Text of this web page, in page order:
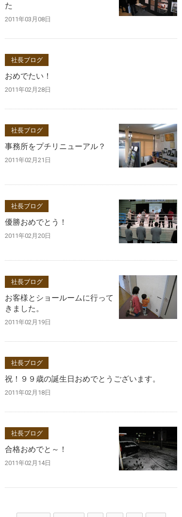
た
2011年03月08日
社長ブログ
おめでたい！
2011年02月28日
社長ブログ
事務所をプチリニューアル？
2011年02月21日
社長ブログ
優勝おめでとう！
2011年02月20日
社長ブログ
お客様とショールームに行って
きました。
2011年02月19日
社長ブログ
祝！９９歳の誕生日おめでとうございます。
2011年02月18日
社長ブログ
合格おめでと～！
2011年02月14日